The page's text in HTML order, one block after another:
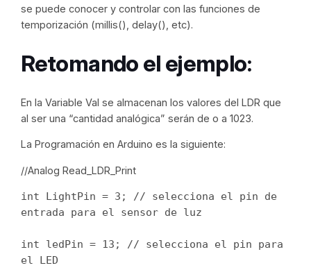
se puede conocer y controlar con las funciones de
temporización (millis(), delay(), etc).
Retomando el ejemplo:
En la Variable Val se almacenan los valores del LDR que
al ser una “cantidad analógica” serán de o a 1023.
La Programación en Arduino es la siguiente:
//Analog Read_LDR_Print
int LightPin = 3; // selecciona el pin de
entrada para el sensor de luz
int ledPin = 13; // selecciona el pin para
el LED